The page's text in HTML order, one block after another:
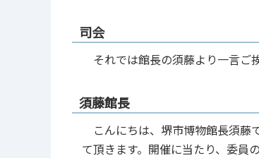
司会
それでは館長の須藤より一言ご
須藤館長
こんにちは、堺市博物館長須藤
て頂きます。開催に当たり、委員